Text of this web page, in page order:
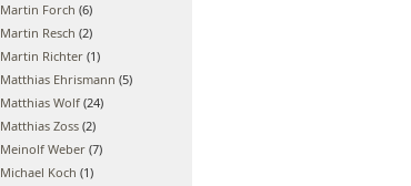
Martin Forch (6)
Martin Resch (2)
Martin Richter (1)
Matthias Ehrismann (5)
Matthias Wolf (24)
Matthias Zoss (2)
Meinolf Weber (7)
Michael Koch (1)